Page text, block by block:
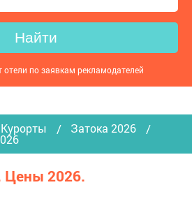
Найти
отели по заявкам рекламодателей
Курорты Затока 2026
Цены 2026.